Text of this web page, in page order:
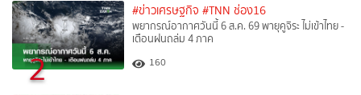
2
#ข่าวเศรษฐกิจ #TNN ช่อง16
พยากรณ์อากาศวันนี้ 6 ส.ค. 69 พายุคูจิระ ไม่เข้าไทย -
เตือนฝนถล่ม 4 ภาค
160